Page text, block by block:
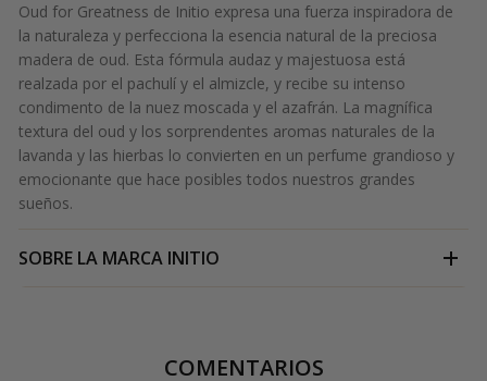
Oud for Greatness de Initio expresa una fuerza inspiradora de
la naturaleza y perfecciona la esencia natural de la preciosa
madera de oud. Esta fórmula audaz y majestuosa está
realzada por el pachulí y el almizcle, y recibe su intenso
condimento de la nuez moscada y el azafrán. La magnífica
textura del oud y los sorprendentes aromas naturales de la
lavanda y las hierbas lo convierten en un perfume grandioso y
emocionante que hace posibles todos nuestros grandes
sueños.
SOBRE LA MARCA INITIO
COMENTARIOS